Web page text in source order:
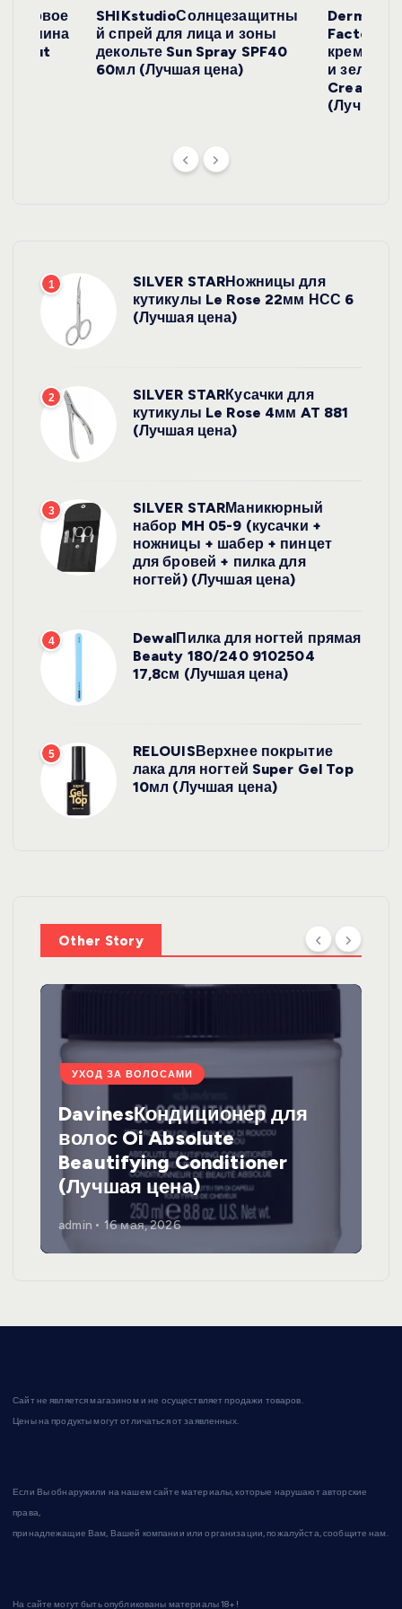
е
й
жасмина
SHIKstudioСолнцезащитны
й спрей для лица и зоны
декольте Sun Spray SPF40
60мл (Лучшая цена)
Derma
крем с
и
Cream
(Лучшая
1
SILVER STARНожницы для
кутикулы Le Rose 22мм НСС 6
(Лучшая цена)
2
SILVER STARКусачки для
кутикулы Le Rose 4мм AT 881
(Лучшая цена)
3
SILVER STARМаникюрный
набор MH 05-9 (кусачки +
ножницы + шабер + пинцет
для бровей + пилка для
ногтей) (Лучшая цена)
4
DewalПилка для ногтей прямая
Beauty 180/240 9102504
17,8см (Лучшая цена)
5
RELOUISВерхнее покрытие
лака для ногтей Super Gel Top
10мл (Лучшая цена)
Other Story
УХОД ЗА ВОЛОСАМИ
DavinesКондиционер для
волос Oi Absolute
Beautifying Conditioner
(Лучшая цена)
admin 16 мая, 2026
Сайт не является магазином и не осуществляет продажи товаров.
Цены на продукты могут отличаться от заявленных.
Если Вы обнаружили на нашем сайте материалы, которые нарушают авторские
права,
принадлежащие Вам, Вашей компании или организации, пожалуйста, сообщите нам.
На сайте могут быть опубликованы материалы 18+!